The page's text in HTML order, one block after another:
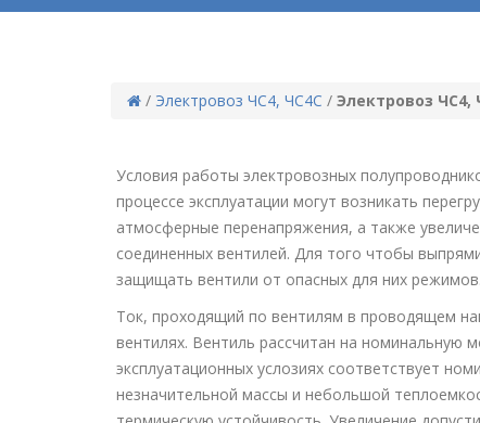
/ Электровоз ЧС4, ЧС4С / Электровоз
Условия работы электровозных
процессе эксплуатации могут возникать
атмосферные перенапряжения, а также
соединенных вентилей. Для того чтобы
защищать вентили от опасных для них режимов.
Ток, проходящий по вентилям в проводящем
вентилях. Вентиль рассчитан на номинальную
эксплуатационных услозиях соответствует
незначительной массы и небольшой